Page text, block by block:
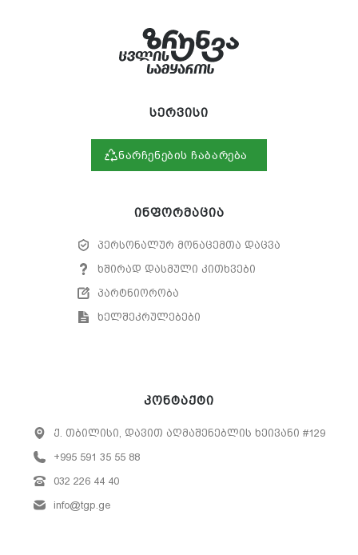
სერვისი
ნარჩენების ჩაბარება
ინფორმაცია
პერსონალურ მონაცემთა დაცვა
ხშირად დასმული კითხვები
პარტნიორობა
ხელშეკრულებები
კონტაქტი
ქ. თბილისი, დავით აღმაშენებლის ხეივანი #129
+995 591 35 55 88
032 226 44 40
info@tgp.ge